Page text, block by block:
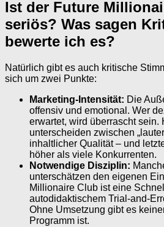
Ist der Future
seriös? Was sagen
bewerte ich es?
Natürlich gibt es auch kritische
sich um zwei Punkte:
Marketing-Intensität: Die
offensiv und emotional. Wer
erwartet, wird überrascht sein.
unterscheiden zwischen
inhaltlicher Qualität – und
höher als viele Konkurrenten.
Notwendige Disziplin:
unterschätzen den eigenen
Millionaire Club ist eine
autodidaktischem Trial-and-
Ohne Umsetzung gibt es
Programm ist.